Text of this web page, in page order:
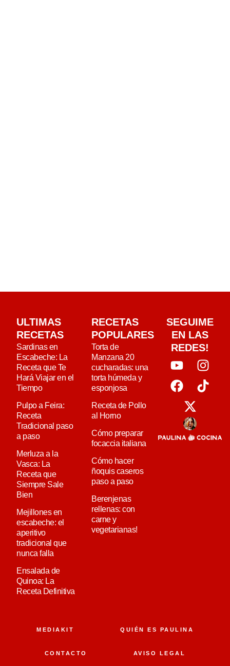
ULTIMAS
RECETAS
Sardinas en
Escabeche: La
Receta que Te
Hará Viajar en el
Tiempo
Pulpo a Feira:
Receta
Tradicional paso
a paso
Merluza a la
Vasca: La
Receta que
Siempre Sale
Bien
Mejillones en
escabeche: el
aperitivo
tradicional que
nunca falla
Ensalada de
Quinoa: La
Receta Definitiva
RECETAS
POPULARES
Torta de
Manzana 20
cucharadas: una
torta húmeda y
esponjosa
Receta de Pollo
al Horno
Cómo preparar
focaccia italiana
Cómo hacer
ñoquis caseros
paso a paso
Berenjenas
rellenas: con
carne y
vegetarianas!
SEGUIME
EN LAS
REDES!
MEDIAKIT QUIÉN ES PAULINA
CONTACTO AVISO LEGAL